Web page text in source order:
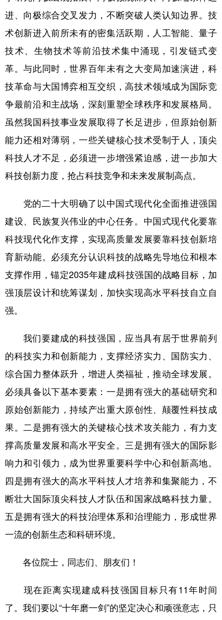
进、向极综合交叉发力，不断突破人类认知边界。技
术创新进入前所未有的密集活跃期，人工智能、量子
技术、生物技术等前沿技术集中涌现，引发链式变
革。与此同时，世界百年未有之大变局加速演进，科
技革命与大国博弈相互交织，高技术领域成为国际竞
争最前沿和主战场，深刻重塑全球秩序和发展格局。
虽然我国科技事业发展取得了长足进步，但原始创新
能力还相对薄弱，一些关键核心技术受制于人，顶尖
科技人才不足，必须进一步增强紧迫感，进一步加大
科技创新力度，抢占科技竞争和未来发展制高点。
党的二十大明确了以中国式现代化全面推进强国
建设、民族复兴伟业的中心任务。中国式现代化要靠
科技现代化作支撑，实现高质量发展要靠科技创新培
育新动能。必须充分认识科技的战略先导地位和根本
支撑作用，锚定2035年建成科技强国的战略目标，加
强顶层设计和统筹谋划，加快实现高水平科技自立自
强。
我们要建成的科技强国，应当具有居于世界前列
的科技实力和创新能力，支撑经济实力、国防实力、
综合国力整体跃升，增进人类福祉，推动全球发展。
必须具备以下基本要素：一是拥有强大的基础研究和
原始创新能力，持续产出重大原创性、颠覆性科技成
果。二是拥有强大的关键核心技术攻关能力，有力支
撑高质量发展和高水平安全。三是拥有强大的国际影
响力和引领力，成为世界重要科学中心和创新高地。
四是拥有强大的高水平科技人才培养和集聚能力，不
断壮大国际顶尖科技人才队伍和国家战略科技力量。
五是拥有强大的科技治理体系和治理能力，形成世界
一流的创新生态和科研环境。
各位院士，同志们、朋友们！
现在距离实现建成科技强国目标只有11年时间
了。我们要以“十年磨一剑”的坚定决心和顽强意志，只